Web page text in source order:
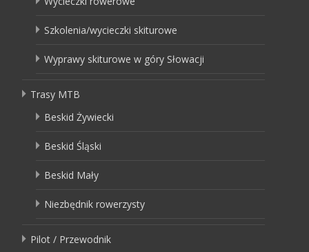
Szkolenia/wycieczki skiturowe
Wyprawy skiturowe w góry Słowacji
Trasy MTB
Beskid Żywiecki
Beskid Śląski
Beskid Mały
Niezbędnik rowerzysty
Pilot / Przewodnik